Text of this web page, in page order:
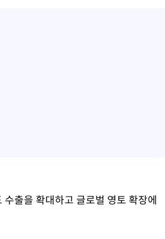
출을 확대하고 글로벌 영토 확장에